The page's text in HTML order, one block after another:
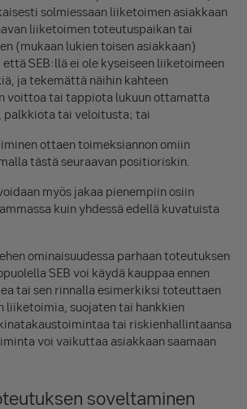
solmiessaan liiketoimen asiakkaan
liiketoimen toteutuspaikan tai
(mukaan lukien toisen asiakkaan)
SEB:llä ei ole kyseiseen liiketoimeen
ja tekemättä näihin kahteen
voittoa tai tappiota lukuun ottamatta
tai veloitusta; tai
ottaen toimeksiannon omiin
tästä seuraavan positioriskin.
myös jakaa pienempiin osiin
kuin yhdessä edellä kuvatuista
ominaisuudessa parhaan toteutuksen
SEB voi käydä kauppaa ennen
tai sen rinnalla esimerkiksi toteuttaen
liiketoimia, suojaten tai hankkien
tai riskienhallintaansa
voi vaikuttaa asiakkaan saamaan
soveltaminen